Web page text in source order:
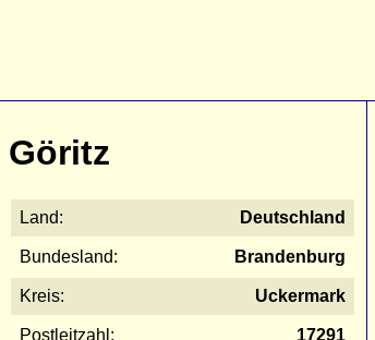
Göritz
Land: Deutschland
Bundesland: Brandenburg
Kreis: Uckermark
Postleitzahl: 17291